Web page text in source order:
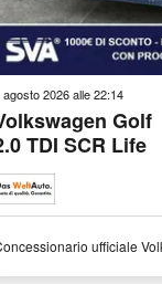
agosto 2026 alle 22:14
Golf
TDI SCR Life
ufficiale